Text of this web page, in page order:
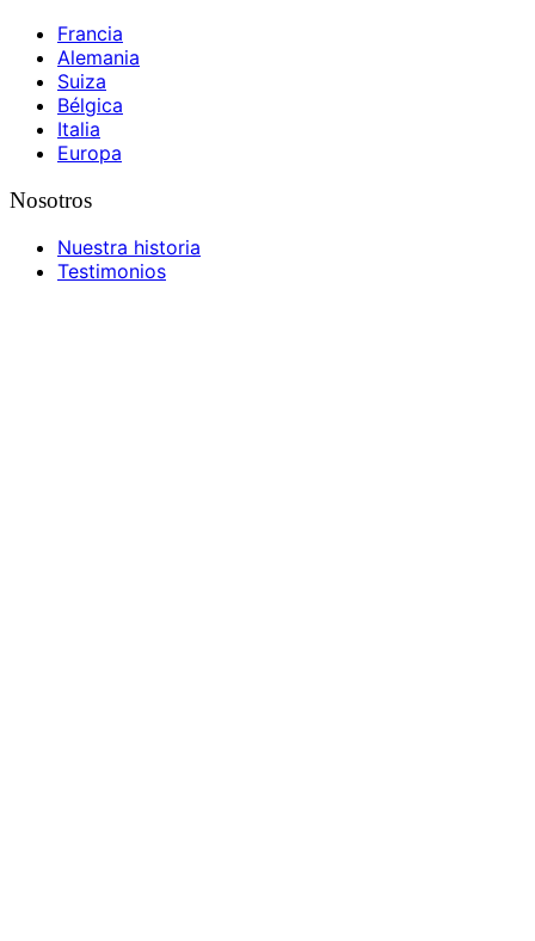
Francia
Alemania
Suiza
Bélgica
Italia
Europa
Nosotros
Nuestra historia
Testimonios